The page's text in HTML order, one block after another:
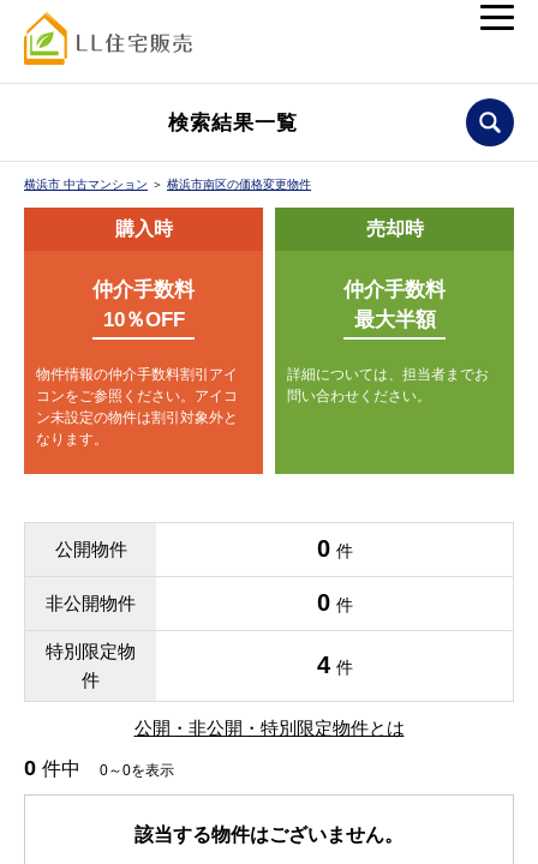
検索結果一覧
横浜市 中古マンション ＞ 横浜市南区の価格変更物件
購入時
仲介手数料
10％OFF
物件情報の仲介手数料割引アイ
コンをご参照ください。 アイコ
ン未設定の物件は割引対象外と
なります。
売却時
仲介手数料
最大半額
詳細については、担当者までお
問い合わせください。
公開物件 0 件
非公開物件 0 件
特別限定物
件
4 件
公開・非公開・特別限定物件とは
0 件中 0～0を表示
該当する物件はございません。